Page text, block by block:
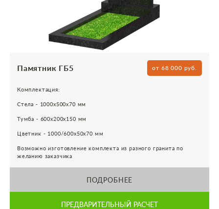
Памятник ГБ5 от 68 000 руб.
Комплектация:
Стела - 1000х500х70 мм
Тумба - 600х200х150 мм
Цветник - 1000/600х50х70 мм
Возможно изготовление комплекта из разного гранита по
желанию заказчика
ПОДРОБНЕЕ
ПРЕДВАРИТЕЛЬНЫЙ РАСЧЕТ